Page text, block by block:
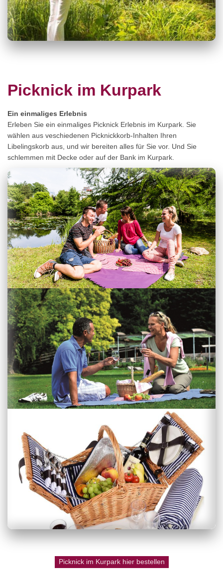
Picknick im Kurpark
Ein einmaliges Erlebnis
Erleben Sie ein einmaliges Picknick Erlebnis im Kurpark. Sie
wählen aus veschiedenen Picknickkorb-Inhalten Ihren
Libelingskorb aus, und wir bereiten alles für Sie vor. Und Sie
schlemmen mit Decke oder auf der Bank im Kurpark.
Picknick im Kurpark hier bestellen